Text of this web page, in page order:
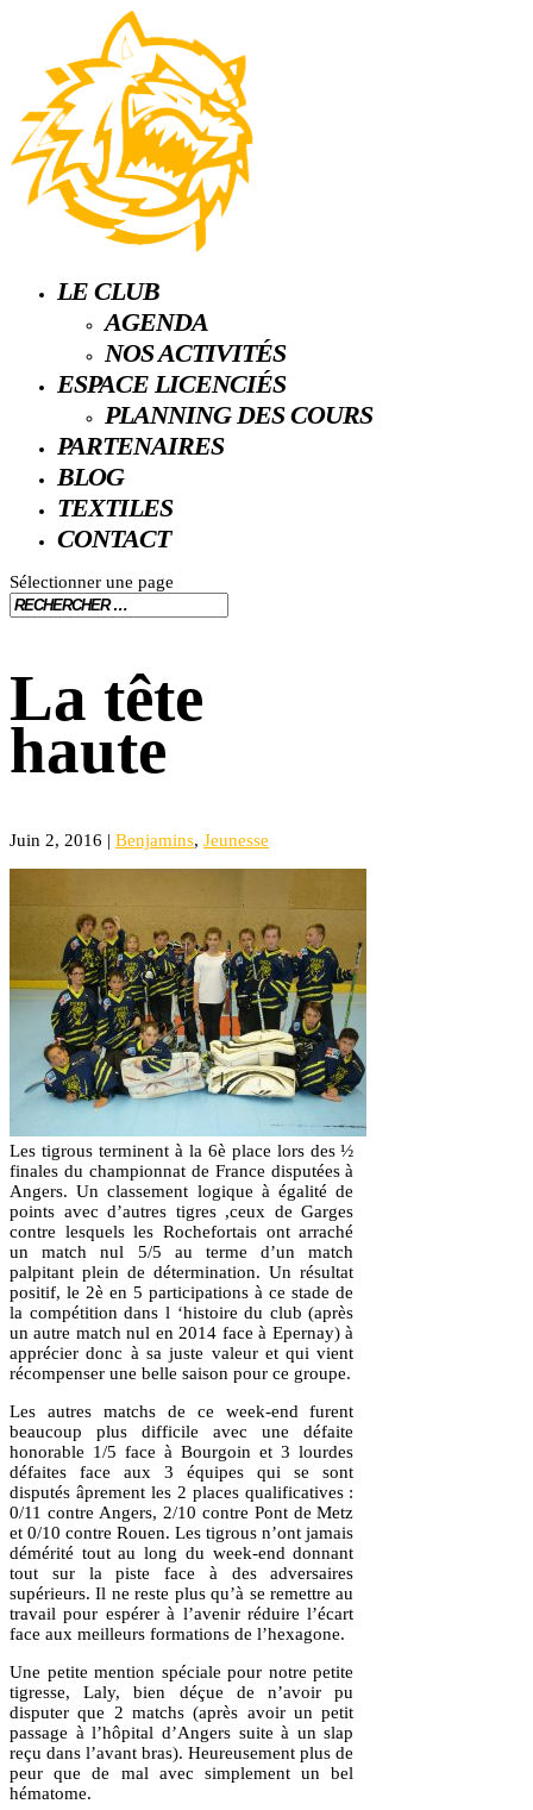
LE CLUB
AGENDA
NOS ACTIVITÉS
ESPACE LICENCIÉS
PLANNING DES COURS
PARTENAIRES
BLOG
TEXTILES
CONTACT
Sélectionner une page
La tête
haute
Juin 2, 2016 | Benjamins, Jeunesse
Les tigrous terminent à la 6è place lors des ½
finales du championnat de France disputées à
Angers. Un classement logique à égalité de
points avec d’autres tigres ,ceux de Garges
contre lesquels les Rochefortais ont arraché
un match nul 5/5 au terme d’un match
palpitant plein de détermination. Un résultat
positif, le 2è en 5 participations à ce stade de
la compétition dans l ‘histoire du club (après
un autre match nul en 2014 face à Epernay) à
apprécier donc à sa juste valeur et qui vient
récompenser une belle saison pour ce groupe.
Les autres matchs de ce week-end furent
beaucoup plus difficile avec une défaite
honorable 1/5 face à Bourgoin et 3 lourdes
défaites face aux 3 équipes qui se sont
disputés âprement les 2 places qualificatives :
0/11 contre Angers, 2/10 contre Pont de Metz
et 0/10 contre Rouen. Les tigrous n’ont jamais
démérité tout au long du week-end donnant
tout sur la piste face à des adversaires
supérieurs. Il ne reste plus qu’à se remettre au
travail pour espérer à l’avenir réduire l’écart
face aux meilleurs formations de l’hexagone.
Une petite mention spéciale pour notre petite
tigresse, Laly, bien déçue de n’avoir pu
disputer que 2 matchs (après avoir un petit
passage à l’hôpital d’Angers suite à un slap
reçu dans l’avant bras). Heureusement plus de
peur que de mal avec simplement un bel
hématome.